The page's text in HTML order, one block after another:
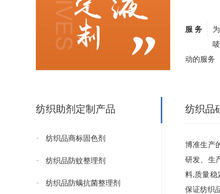
服 务
动的服务
纺织助剂定制产品
纺织品商标固色剂
纺织品防蚊整理剂
纺织品防螨抗菌整理剂
纺织品
博准生产
研发、生
料,质量稳
保证纺织